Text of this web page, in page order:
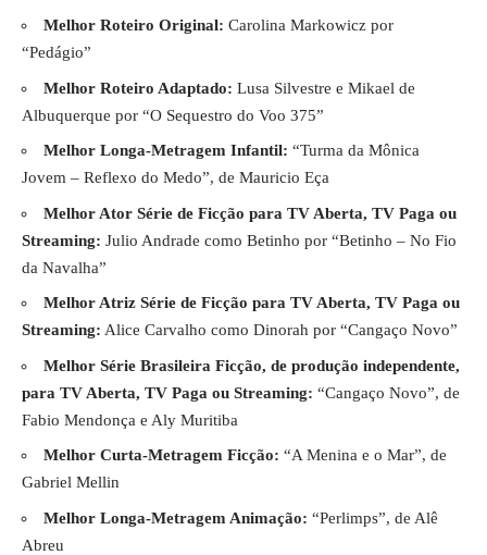
Melhor Roteiro Original: Carolina Markowicz por
“Pedágio”
Melhor Roteiro Adaptado: Lusa Silvestre e Mikael de
Albuquerque por “O Sequestro do Voo 375”
Melhor Longa-Metragem Infantil: “Turma da Mônica
Jovem – Reflexo do Medo”, de Mauricio Eça
Melhor Ator Série de Ficção para TV Aberta, TV Paga ou
Streaming: Julio Andrade como Betinho por “Betinho – No Fio
da Navalha”
Melhor Atriz Série de Ficção para TV Aberta, TV Paga ou
Streaming: Alice Carvalho como Dinorah por “Cangaço Novo”
Melhor Série Brasileira Ficção, de produção independente,
para TV Aberta, TV Paga ou Streaming: “Cangaço Novo”, de
Fabio Mendonça e Aly Muritiba
Melhor Curta-Metragem Ficção: “A Menina e o Mar”, de
Gabriel Mellin
Melhor Longa-Metragem Animação: “Perlimps”, de Alê
Abreu